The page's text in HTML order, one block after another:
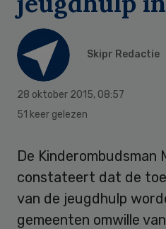
Skipr Redactie
28 oktober 2015, 08:57
51 keer gelezen
De Kinderombudsman
constateert dat de
van de jeugdhulp
gemeenten omwille